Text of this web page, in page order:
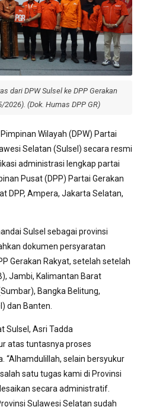
dari DPW Sulsel ke DPP Gerakan
2026). (Dok. Humas DPP GR)
Wilayah (DPW) Partai
Selatan (Sulsel) secara resmi
administrasi lengkap partai
Pusat (DPP) Partai Gerakan
DPP, Ampera, Jakarta Selatan,
Sulsel sebagai provinsi
dokumen persyaratan
Gerakan Rakyat, setelah setelah
Jambi, Kalimantan Barat
Bangka Belitung,
dan Banten.
Sulsel, Asri Tadda
atas tuntasnya proses
“Alhamdulillah, selain bersyukur
satu tugas kami di Provinsi
secara administratif.
Sulawesi Selatan sudah